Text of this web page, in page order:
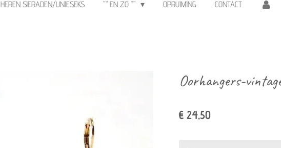
HEREN SIERADEN/UNIESEKS "" EN ZO "" OPRUIMING CONTACT
Oorhangers-
€ 24,50